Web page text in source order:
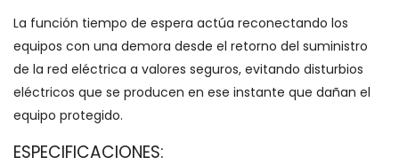
La función tiempo de espera actúa reconectando los
equipos con una demora desde el retorno del suministro
de la red eléctrica a valores seguros, evitando disturbios
eléctricos que se producen en ese instante que dañan el
equipo protegido.
ESPECIFICACIONES: